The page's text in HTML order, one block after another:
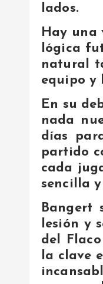
lados.
Hay una
lógica
natural
equipo y
En su
nada
días
partido
cada
sencilla
Bangert
lesión y
del
la clave